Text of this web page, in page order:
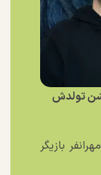
تولدش
بازیگر